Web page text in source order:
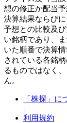
想の修正か配当
決算結果ならび
予想との比較及
い銘柄であり、
いた順番で決算
されている各銘
るものではなく
ん。
「株探」に
|
利用規約